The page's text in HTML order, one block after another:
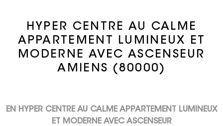
HYPER CENTRE AU CALME
APPARTEMENT LUMINEUX ET
MODERNE AVEC ASCENSEUR
AMIENS (80000)
EN HYPER CENTRE AU CALME APPARTEMENT LUMINEUX
ET MODERNE AVEC ASCENSEUR